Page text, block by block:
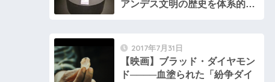
アンデス文明の歴史を体系的
2017年7月31日
【映画】ブラッド・ダイヤモン
ド────血塗られた「紛争ダイ